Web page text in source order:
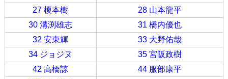
27 榎本樹
28 山本龍平
30 溝渕雄志
31 橋内優也
32 安東輝
33 大野佑哉
34 ジョジヌ
35 宮阪政樹
42 高橋諒
44 服部康平